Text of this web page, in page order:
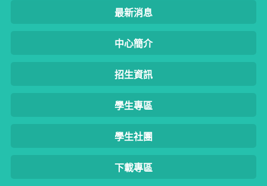
最新消息
中心簡介
招生資訊
學生專區
學生社團
下載專區